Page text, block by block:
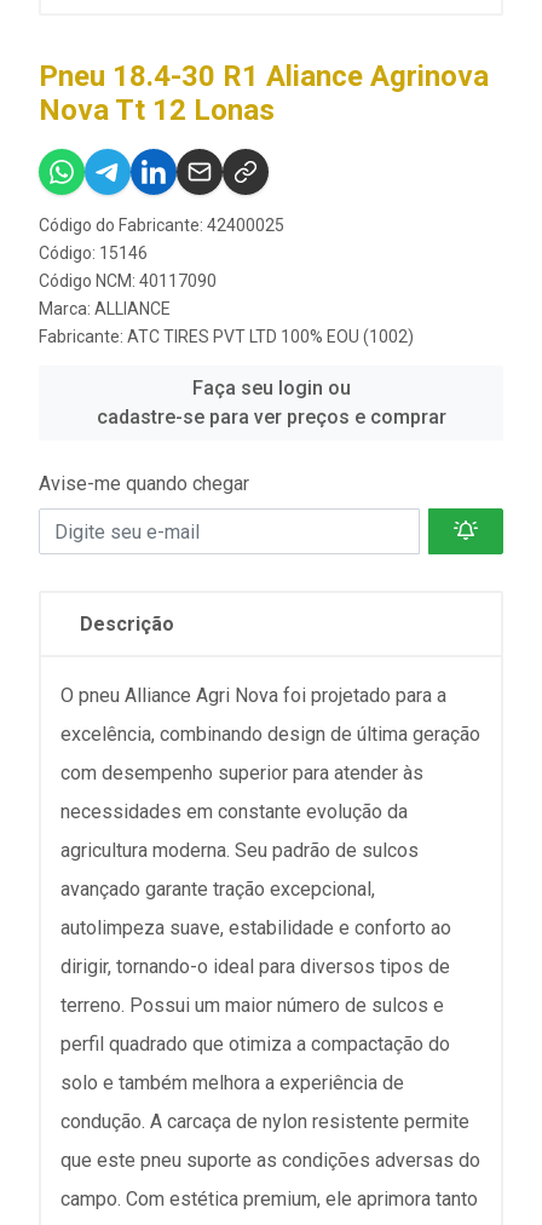
Pneu 18.4-30 R1 Aliance Agrinova
Nova Tt 12 Lonas
Código do Fabricante: 42400025
Código: 15146
Código NCM: 40117090
Marca: ALLIANCE
Fabricante: ATC TIRES PVT LTD 100% EOU (1002)
Faça seu login ou
cadastre-se para ver preços e comprar
Avise-me quando chegar
Descrição
O pneu Alliance Agri Nova foi projetado para a
excelência, combinando design de última geração
com desempenho superior para atender às
necessidades em constante evolução da
agricultura moderna. Seu padrão de sulcos
avançado garante tração excepcional,
autolimpeza suave, estabilidade e conforto ao
dirigir, tornando-o ideal para diversos tipos de
terreno. Possui um maior número de sulcos e
perfil quadrado que otimiza a compactação do
solo e também melhora a experiência de
condução. A carcaça de nylon resistente permite
que este pneu suporte as condições adversas do
campo. Com estética premium, ele aprimora tanto